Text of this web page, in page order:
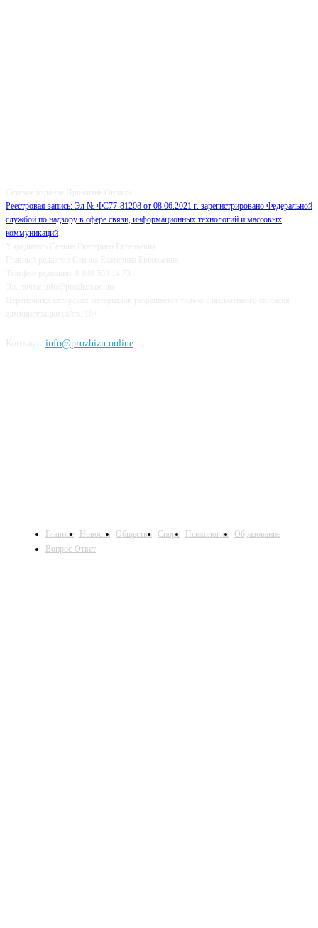
Реестровая запись: Эл № ФС77-81208 от 08.06.2021 г. зарегистрировано Федеральной
службой по надзору в сфере связи, информационных технологий и массовых
коммуникаций
info@prozhizn.online
Главное Новости Общество Спорт Психология
Образование
Вопрос-Ответ